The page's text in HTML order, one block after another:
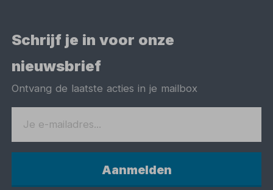
Schrijf je in voor onze
nieuwsbrief
Ontvang de laatste acties in je mailbox
Aanmelden